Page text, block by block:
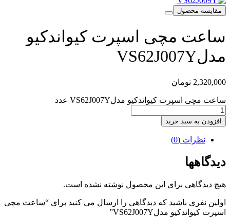
مقایسه محصول
ساعت مچی اسپرت کیواندکیو
مدلVS62J007Y
2,320,000 تومان
ساعت مچی اسپرت کیواندکیو مدلVS62J007Y عدد
افزودن به سبد خرید
نظرات (0)
دیدگاهها
هیچ دیدگاهی برای این محصول نوشته نشده است.
اولین نفری باشید که دیدگاهی را ارسال می کنید برای “ساعت مچی
اسپرت کیواندکیو مدلVS62J007Y”